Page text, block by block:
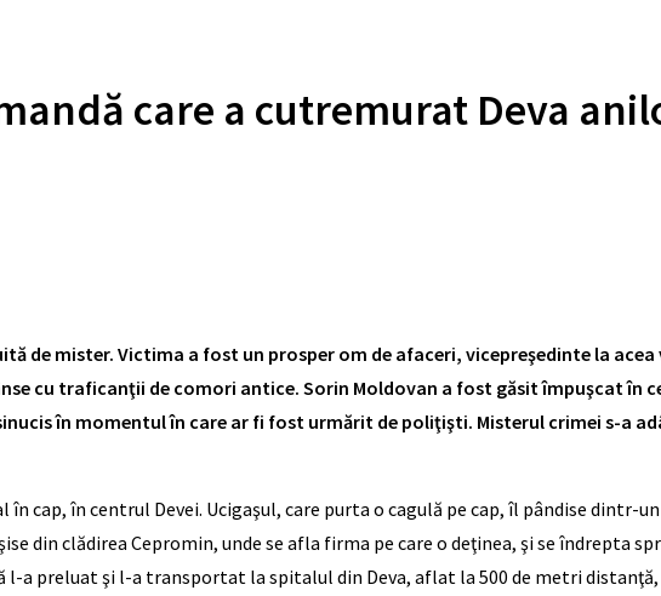
care a cutremurat Deva
de mister. Victima a fost un prosper om de afaceri, vicepreşedinte la acea
cu traficanţii de comori antice. Sorin Moldovan a fost găsit împuşcat în
în momentul în care ar fi fost urmărit de poliţişti. Misterul crimei s-a
cap, în centrul Devei. Ucigaşul, care purta o cagulă pe cap, îl pândise dintr-
din clădirea Cepromin, unde se afla firma pe care o deţinea, şi se îndrepta
l-a preluat şi l-a transportat la spitalul din Deva, aflat la 500 de metri